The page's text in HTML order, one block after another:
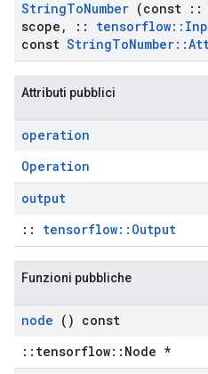
StringToNumber (const ::
scope , :: tensorflow::
const StringToNumber::
Attributi pubblici
operation
Operation
output
:: tensorflow::Output
Funzioni pubbliche
node () const
::tensorflow::Node *